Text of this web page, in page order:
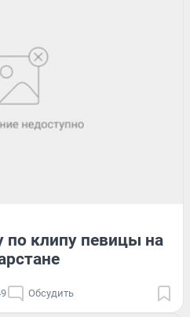
по клипу певицы на
Обсудить